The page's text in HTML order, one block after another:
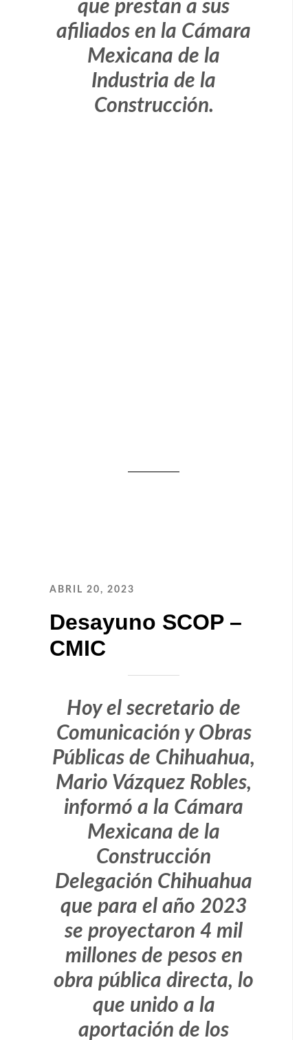
que prestan a sus
afiliados en la Cámara
Mexicana de la
Industria de la
Construcción.
ABRIL 20, 2023
Desayuno SCOP –
CMIC
Hoy el secretario de
Comunicación y Obras
Públicas de Chihuahua,
Mario Vázquez Robles,
informó a la Cámara
Mexicana de la
Construcción
Delegación Chihuahua
que para el año 2023
se proyectaron 4 mil
millones de pesos en
obra pública directa, lo
que unido a la
aportación de los